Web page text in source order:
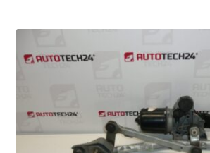
Livraison internationale
Paiements